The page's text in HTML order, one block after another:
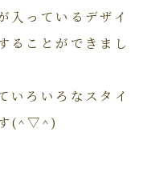
入っているデザイ
ることができまし
いろいろなスタイ
す(^▽^)